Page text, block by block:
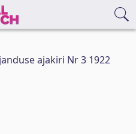
ajakiri Nr 3 1922